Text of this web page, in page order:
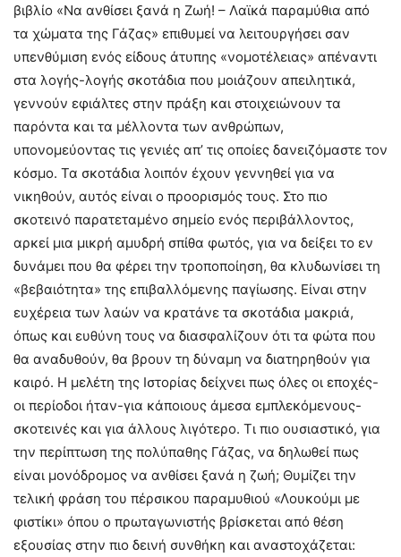
βιβλίο «Να ανθίσει ξανά η Ζωή! – Λαϊκά παραμύθια από
τα χώματα της Γάζας» επιθυμεί να λειτουργήσει σαν
υπενθύμιση ενός είδους άτυπης «νομοτέλειας» απέναντι
στα λογής-λογής σκοτάδια που μοιάζουν απειλητικά,
γεννούν εφιάλτες στην πράξη και στοιχειώνουν τα
παρόντα και τα μέλλοντα των ανθρώπων,
υπονομεύοντας τις γενιές απ’ τις οποίες δανειζόμαστε τον
κόσμο. Τα σκοτάδια λοιπόν έχουν γεννηθεί για να
νικηθούν, αυτός είναι ο προορισμός τους. Στο πιο
σκοτεινό παρατεταμένο σημείο ενός περιβάλλοντος,
αρκεί μια μικρή αμυδρή σπίθα φωτός, για να δείξει το εν
δυνάμει που θα φέρει την τροποποίηση, θα κλυδωνίσει τη
«βεβαιότητα» της επιβαλλόμενης παγίωσης. Είναι στην
ευχέρεια των λαών να κρατάνε τα σκοτάδια μακριά,
όπως και ευθύνη τους να διασφαλίζουν ότι τα φώτα που
θα αναδυθούν, θα βρουν τη δύναμη να διατηρηθούν για
καιρό. Η μελέτη της Ιστορίας δείχνει πως όλες οι εποχές-
οι περίοδοι ήταν-για κάποιους άμεσα εμπλεκόμενους-
σκοτεινές και για άλλους λιγότερο. Τι πιο ουσιαστικό, για
την περίπτωση της πολύπαθης Γάζας, να δηλωθεί πως
είναι μονόδρομος να ανθίσει ξανά η ζωή; Θυμίζει την
τελική φράση του πέρσικου παραμυθιού «Λουκούμι με
φιστίκι» όπου ο πρωταγωνιστής βρίσκεται από θέση
εξουσίας στην πιο δεινή συνθήκη και αναστοχάζεται: